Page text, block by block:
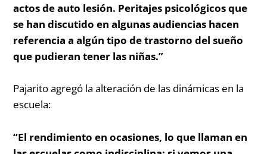
actos de auto lesión. Peritajes psicológicos que
se han discutido en algunas audiencias hacen
referencia a algún tipo de trastorno del sueño
que pudieran tener las niñas.”
Pajarito agregó la alteración de las dinámicas en la
escuela:
“El rendimiento en ocasiones, lo que llaman en